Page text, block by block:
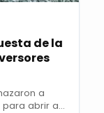
de la
a
para abrir a...